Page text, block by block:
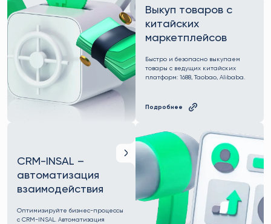
Выкуп товаров с
китайских
маркетплейсов
Быстро и безопасно выкупаем
товары с ведущих китайских
платформ: 1688, Taobao, Alibaba.
Подробнее
CRM-INSAL –
автоматизация
взаимодействия
Оптимизируйте бизнес-процессы
с CRM-INSAL. Автоматизация